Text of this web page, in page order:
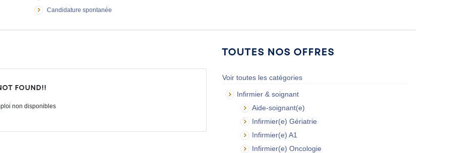
Candidature spontanée
Toutes nos offres
Voir toutes les catégories
Infirmier & soignant
Aide-soignant(e)
Infirmier(e) Gériatrie
Infirmier(e) A1
Infirmier(e) Oncologie
found!!
non disponibles